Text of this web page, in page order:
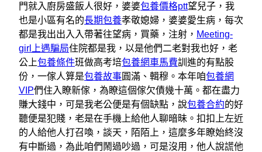
門就入廚房盛飯人很好，婆婆包養價格ptt望兒子，我
也是小區有名的長期包養孝敬媳婦，婆婆愛生病，每次
都是我出出入入帶著往望病，買藥，注射， Meeting-
girl上遇騙局住院都是我，以是他們二老對我也好，老
公上包養條件班做高考培包養網車馬費訓進的有點股
份，一傢人算是包養故事圓滿、輯穆。本年咱包養網
VIP們住入瞭新傢，為瞭這個傢欠債幾十萬。都在盡力
賺大錢中，可是我老公便是有個缺點，說包養合約的好
聽便是犯賤，老是在手機上給他人聊暗昧。扣扣上左近
的人給他人打召喚，談天，陌陌上，這麼多年瞭始終沒
有中斷過，為此咱們鬧過吵過，可是沒用，他人說謊他